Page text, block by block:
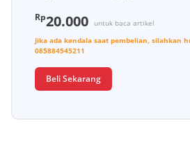
Rp20.000
untuk baca artikel
Jika ada kendala saat pembelian, silahkan
085884545211
Beli Sekarang